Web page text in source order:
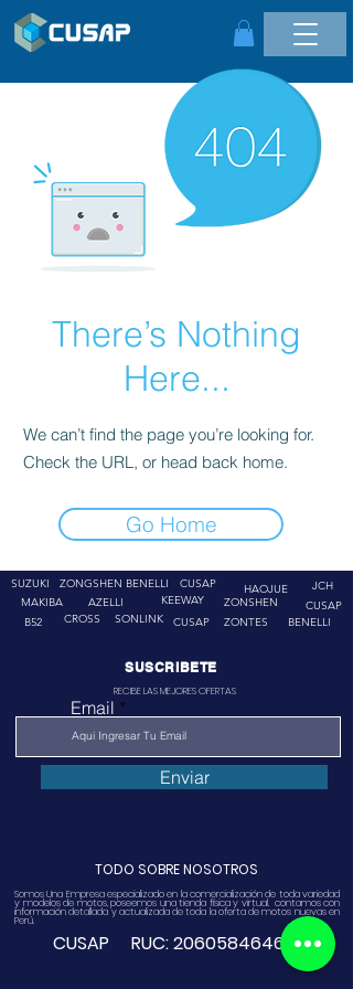
There’s Nothing
Here...
We can’t find the page you’re looking for.
Check the URL, or head back home.
Go Home
SUZUKI
ZONGSHEN
MAKIBA
AZELLI
BENELLI
CUSAP
KEEWAY
B52
CROSS SONLINK CUSAP
HAOJUE
JCH
ZONSHEN
ZONTES
CUSAP
BENELLI
SUSCRIBETE
RECIBE LAS MEJORES OFERTAS
Email
Enviar
TODO SOBRE NOSOTROS
Somos Una Empresa especializado en la comercialización de toda variedad
y modelos de motos, poseemos una tienda física y virtual. contamos con
información detallada y actualizada de toda la oferta de motos nuevas en
Perú.
CUSAP RUC:20605846468